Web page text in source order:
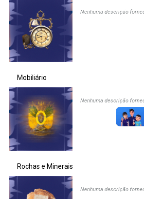
Ministério da Saúde
Ministério de Minas e Energia
Ministério da Ciência, Tecnologia, Inovações e
Ministério do Meio Ambiente
Ministério do Turismo
Ministério do Desenvolvimento Regional
Ministério da Mulher, da Família e dos Direitos
Nenhuma descrição
Mobiliário
Nenhuma descrição
Rochas e Minerais
Nenhuma descrição